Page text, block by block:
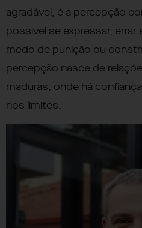
agradável, é a percepção
possível se expressar, errar
medo de punição ou
percepção nasce de
maduras, onde há
nos limites.